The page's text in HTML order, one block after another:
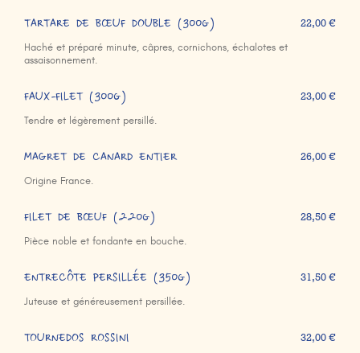
TARTARE DE BŒUF DOUBLE (300g)
Haché et préparé minute, câpres, cornichons, échalotes et
assaisonnement.
22,00 €
FAUX-FILET (300g)
Tendre et légèrement persillé.
23,00 €
MAGRET DE CANARD ENTIER
Origine France.
26,00 €
FILET DE BŒUF (220g)
Pièce noble et fondante en bouche.
28,50 €
ENTRECÔTE PERSILLÉE (350g)
Juteuse et généreusement persillée.
31,50 €
TOURNEDOS ROSSINI 32,00 €